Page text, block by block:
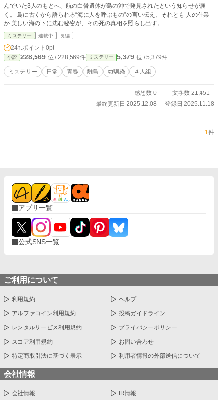
んでいた3人のもとへ、航の白骨遺体が島の沖で発見されたという知らせが届
く。 島に古くから語られる“海に人を呼ぶもの”の言い伝え、それとも 人の仕業
か 美しい海の下に沈む秘密が、その死の真相を照らし出す。
ミステリー 連載中 長編
24h.ポイント 0pt
小説 228,569 位 / 228,569件 ミステリー 5,379 位 / 5,379件
ミステリー 日常 青春 離島 幼馴染 ４人組
感想数 0
文字数 21,451
最終更新日 2025.12.08
登録日 2025.11.18
1件
アプリ一覧
公式SNS一覧
ご利用について
利用規約 ヘルプ
アルファコイン利用規約 投稿ガイドライン
レンタルサービス利用規約 プライバシーポリシー
スコア利用規約 お問い合わせ
特定商取引法に基づく表示 利用者情報の外部送信について
会社情報
会社情報 IR情報